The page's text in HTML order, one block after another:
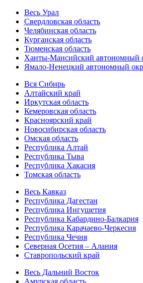
Весь Урал
Свердловская область
Челябинская область
Курганская область
Тюменская область
Ханты-Мансийский автономный
Ямало-Ненецкий автономный
Вся Сибирь
Алтайский край
Иркутская область
Кемеровская область
Красноярский край
Новосибирская область
Омская область
Республика Алтай
Республика Тыва
Республика Хакасия
Томская область
Весь Кавказ
Республика Дагестан
Республика Ингушетия
Республика Кабардино-Балкария
Республика Карачаево-Черкесия
Республика Чечня
Северная Осетия – Алания
Ставропольский край
Весь Дальний Восток
Амурская область